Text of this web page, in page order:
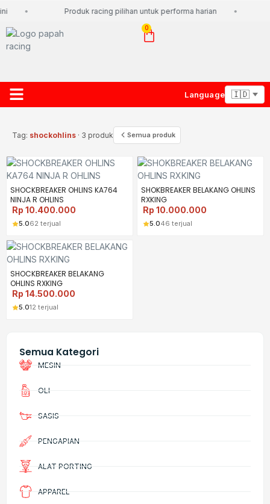
Produk racing pilihan untuk performa harian
0
Language
Semua Kategori
MESIN
OLI
SASIS
PENGAPIAN
ALAT PORTING
APPAREL
Tag: shockohlins · 3 produk Semua produk
SHOCKBREAKER OHLINS KA764
NINJA R OHLINS
Rp 10.400.000
5.062 terjual
SHOKBREAKER BELAKANG OHLINS
RXKING
Rp 10.000.000
5.046 terjual
SHOCKBREAKER BELAKANG
OHLINS RXKING
Rp 14.500.000
5.012 terjual